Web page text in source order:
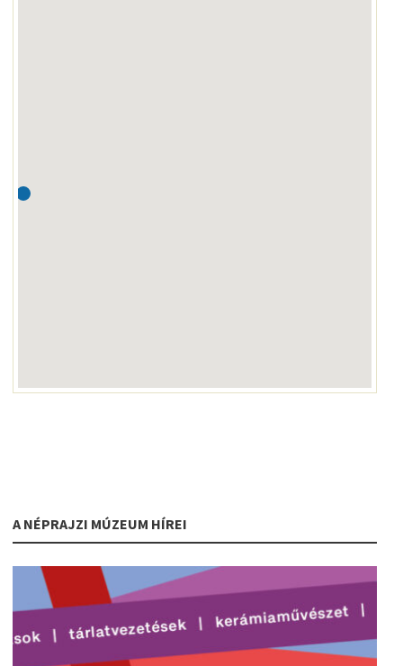
A NÉPRAJZI MÚZEUM HÍREI